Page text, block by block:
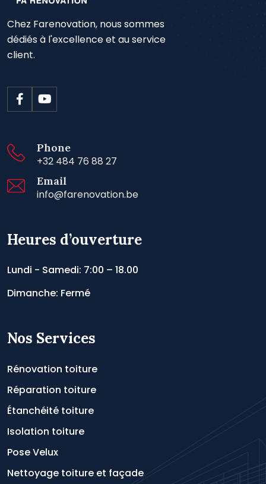
Chez Farenovation, nous sommes
dédiés à l'excellence et au service
client.
Phone
+32 484 76 88 27
Email
info@farenovation.be
Heures d’ouverture
Lundi - Samedi: 7:00 – 18.00
Dimanche: Fermé
Nos Services
Rénovation toiture
Réparation toiture
Étanchéité toiture
Isolation toiture
Pose Velux
Nettoyage toiture et façade